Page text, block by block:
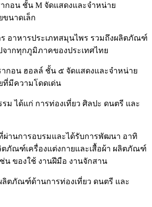
กอน ชั้น M จัดแสดงและจำหน่าย
นาดเล็ก
อาหารประเภทสมุนไพร รวมถึงผลิตภัณฑ์
ากทุกภูมิภาคของประเทศไทย
ากอน ฮอลล์ ชั้น ๕ จัดแสดงและจำหน่าย
มีความโดดเด่น
ม ได้แก่ การท่องเที่ยว ศิลปะ ดนตรี และ
ผ่านการอบรมและได้รับการพัฒนา อาทิ
ภัณฑ์เครื่องแต่งกายและเสื้อผ้า ผลิตภัณฑ์
น ของใช้ งานฝีมือ งานจักสาน
ลิตภัณฑ์ด้านการท่องเที่ยว ดนตรี และ